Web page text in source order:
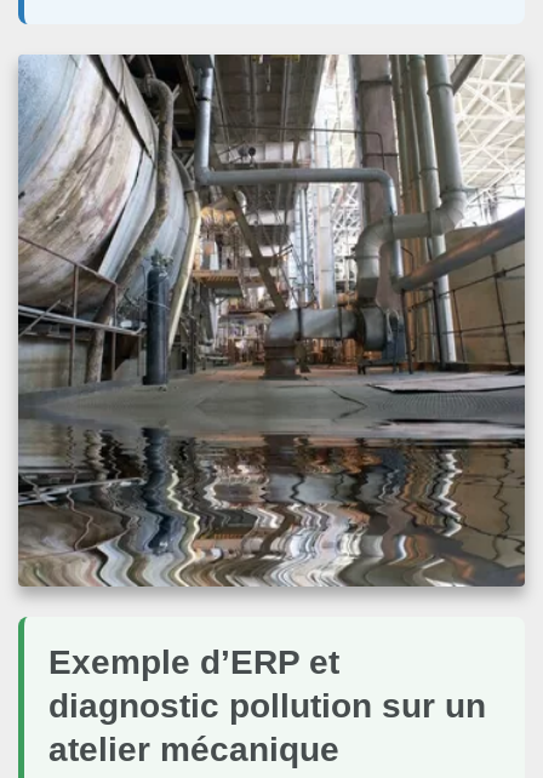
Exemple d’ERP et
diagnostic pollution sur un
atelier mécanique